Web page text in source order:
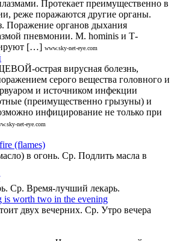
Протекает преимущественно в
реже поражаются другие органы.
Поражение органов дыхания
пневмонии. M. hominis и Т-
[…] www.sky-net-eye.com
острая вирусная болезнь,
серого вещества головного и
и источником инфекции
(преимущественно грызуны) и
инфицирование не только при
net-eye.com
(flames)
в огонь. Ср. Подлить масла в
Ср. Время-лучший лекарь.
is worth two in the evening
двух вечерних. Ср. Утро вечера